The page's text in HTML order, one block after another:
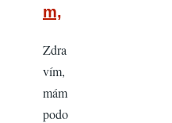
m,
Zdra
vím,
mám
podo